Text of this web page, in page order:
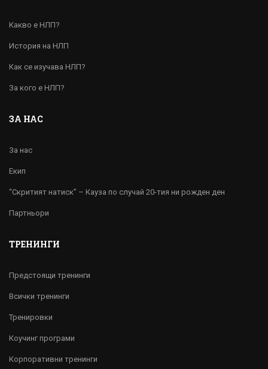
Какво е НЛП?
История на НЛП
Как се изучава НЛП?
За кого е НЛП?
ЗА НАС
За нас
Екип
“Скритият натиск” – Кауза по случай 20-тия ни рожден ден
Партньори
ТРЕНИНГИ
Предстоящи тренинги
Всички тренинги
Тренировки
Коучинг програми
Корпоративни тренинги